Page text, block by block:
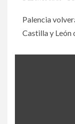
Palencia
Castilla y León